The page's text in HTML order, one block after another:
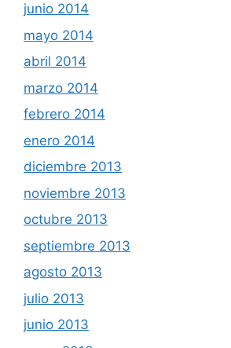
junio 2014
mayo 2014
abril 2014
marzo 2014
febrero 2014
enero 2014
diciembre 2013
noviembre 2013
octubre 2013
septiembre 2013
agosto 2013
julio 2013
junio 2013